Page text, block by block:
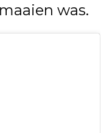
was.